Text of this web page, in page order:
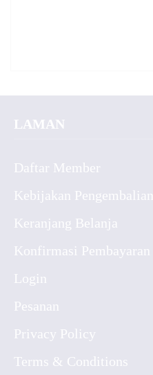
LAMAN
Daftar Member
Kebijakan Pengembalian
Keranjang Belanja
Konfirmasi Pembayaran
Login
Pesanan
Privacy Policy
Terms & Conditions